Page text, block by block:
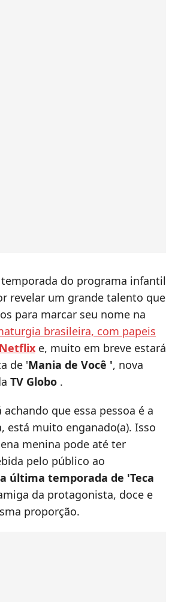
do programa infantil
revelar um grande talento que
para marcar seu nome na
brasileira, com papeis
Netflix e, muito em breve estará
de 'Mania de Você ', nova
TV Globo .
que essa pessoa é a
está muito enganado(a). Isso
menina pode até ter
pelo público ao
última temporada de 'Teca
da protagonista, doce e
proporção.